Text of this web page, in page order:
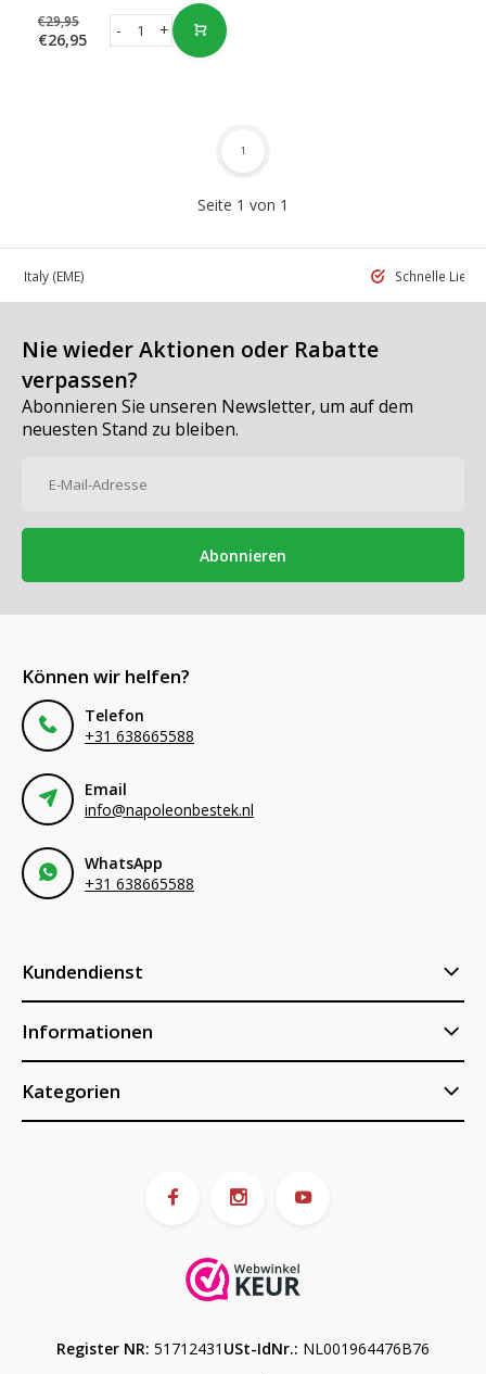
€29,95
€26,95 +
-
Seite 1 von 1
1
in Italy (EME) Schnelle
Nie wieder Aktionen oder Rabatte
verpassen?
Abonnieren Sie unseren Newsletter, um auf dem
neuesten Stand zu bleiben.
Abonnieren
Können wir helfen?
Telefon
+31 638665588
Email
info@napoleonbestek.nl
WhatsApp
+31 638665588
Kundendienst
Informationen
Kategorien
Register NR: 51712431 USt-IdNr.: NL001964476B76